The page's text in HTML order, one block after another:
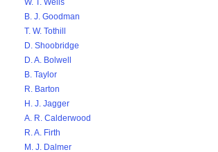
W. T. Wells
B. J. Goodman
T. W. Tothill
D. Shoobridge
D. A. Bolwell
B. Taylor
R. Barton
H. J. Jagger
A. R. Calderwood
R. A. Firth
M. J. Dalmer